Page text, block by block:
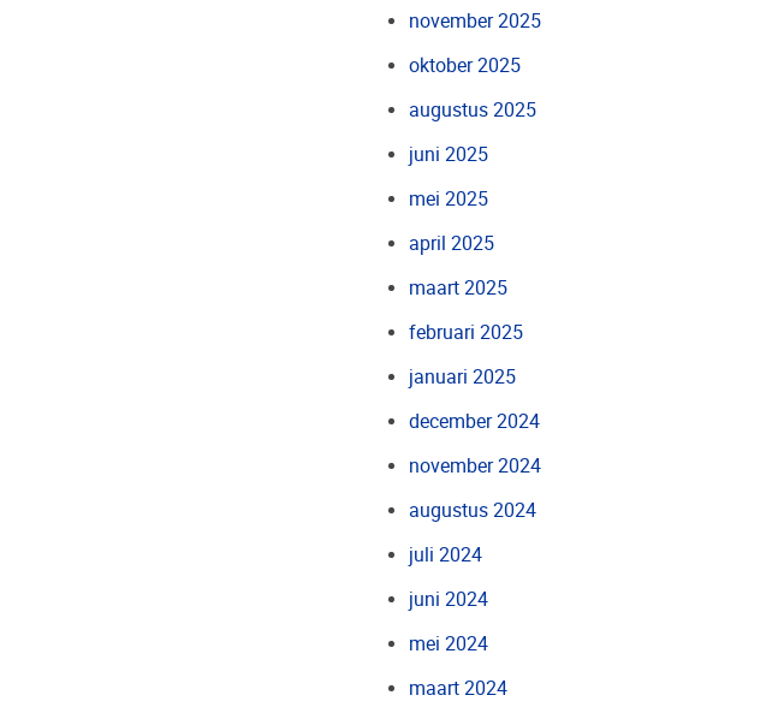
november 2025
oktober 2025
augustus 2025
juni 2025
mei 2025
april 2025
maart 2025
februari 2025
januari 2025
december 2024
november 2024
augustus 2024
juli 2024
juni 2024
mei 2024
maart 2024